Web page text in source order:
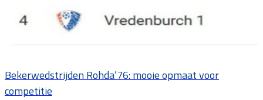
Bekerwedstrijden Rohda’76: mooie opmaat voor
competitie